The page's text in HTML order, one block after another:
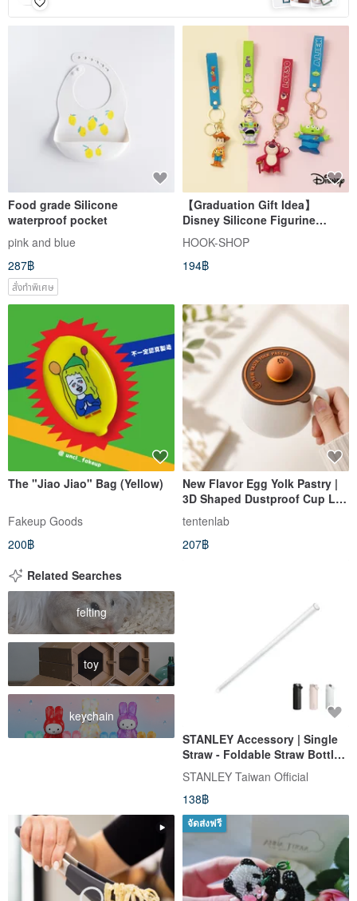
Food grade Silicone
waterproof pocket
pink and blue
287฿
สั่งทำพิเศษ
【Graduation Gift Idea】
Disney Silicone Figurine
Keychain Charm
HOOK-SHOP
194฿
The "Jiao Jiao" Bag (Yellow)
Fakeup Goods
200฿
New Flavor Egg Yolk Pastry |
3D Shaped Dustproof Cup Lid
| Summer Vacation | Father's
Day Gift | Gift for Him
tentenlab
207฿
Related Searches
felting
toy
keychain
STANLEY Accessory | Single
Straw - Foldable Straw Bottle
0.7L / Clear
STANLEY Taiwan Official
138฿
จัดส่งฟรี